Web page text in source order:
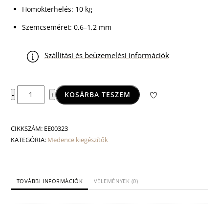
Homokterhelés: 10 kg
Szemcseméret: 0,6–1,2 mm
Szállítási és beüzemelési információk
-
Lagoon
homokszűrő
m3/h
mennyiség
+ KOSÁRBA TESZEM
CIKKSZÁM: EE00323
KATEGÓRIA: Medence kiegészítők
TOVÁBBI INFORMÁCIÓK VÉLEMÉNYEK (0)